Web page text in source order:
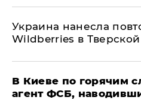
Украина нанесла
Wildberries в
В Киеве по горячим
агент ФСБ,